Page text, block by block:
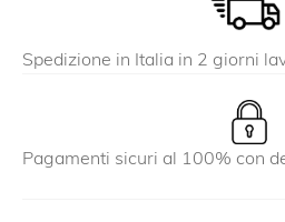
Spedizione in Italia in 2 giorni
Pagamenti sicuri al 100% con